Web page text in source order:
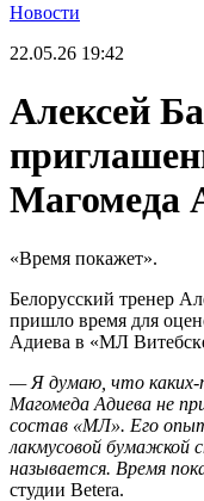
Новости
22.05.26 19:42
Алексей
Магомеда
«Время покажет».
Белорусский тренер
пришло время для
Адиева в «МЛ
— Я думаю, что каких-
Магомеда Адиева не
состав «МЛ». Его
лакмусовой бумажкой
называется. Время
студии Betera.